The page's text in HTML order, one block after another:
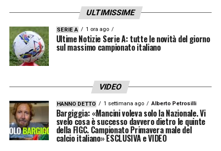
che A) dobbiamo puntare su uno zoccolo
duro di italiani, B) dobbiamo ringiovanire la
rosa, avere dei profili che rappresentano la
creazione di un patrimonio e C) mixare una
squadra di giovani e meno giovani perché
l’esperienza ha un ruolo importante
ZOCCOLO DURO INTESO COME SENSO DI
APPARTENENZA ALLA MAGLIA, NON SOLO
ITALIANI
– «Certo, era perché serve per
ULTIMISSIME
SERIE A 1 ora ago
Ultime Notizie Serie A: tutte le novità del giorno
sul massimo campionato italiano
VIDEO
HANNO DETTO 1 settimana ago Alberto Petrosilli
Bargiggia: «Mancini voleva solo la Nazionale. Vi
svelo cosa è successo davvero dietro le quinte
della FIGC. Campionato Primavera male del
calcio italiano» ESCLUSIVA e VIDEO